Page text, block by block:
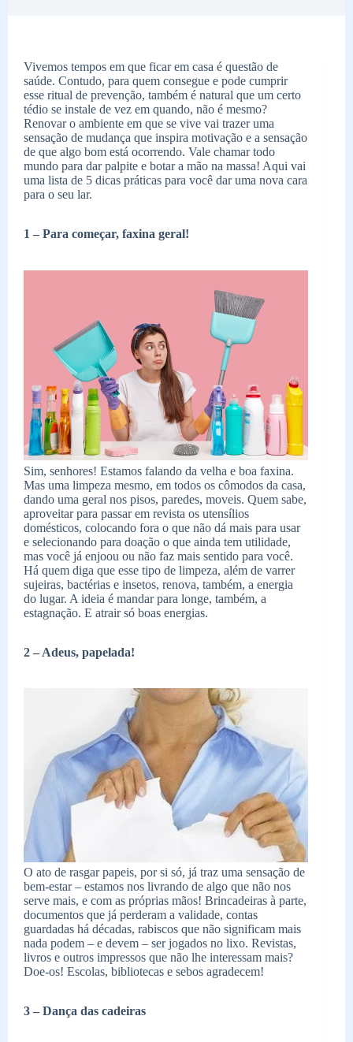
Vivemos tempos em que ficar em casa é questão de
saúde. Contudo, para quem consegue e pode cumprir
esse ritual de prevenção, também é natural que um certo
tédio se instale de vez em quando, não é mesmo?
Renovar o ambiente em que se vive vai trazer uma
sensação de mudança que inspira motivação e a sensação
de que algo bom está ocorrendo. Vale chamar todo
mundo para dar palpite e botar a mão na massa! Aqui vai
uma lista de 5 dicas práticas para você dar uma nova cara
para o seu lar.
1 – Para começar, faxina geral!
Sim, senhores! Estamos falando da velha e boa faxina.
Mas uma limpeza mesmo, em todos os cômodos da casa,
dando uma geral nos pisos, paredes, moveis. Quem sabe,
aproveitar para passar em revista os utensílios
domésticos, colocando fora o que não dá mais para usar
e selecionando para doação o que ainda tem utilidade,
mas você já enjoou ou não faz mais sentido para você.
Há quem diga que esse tipo de limpeza, além de varrer
sujeiras, bactérias e insetos, renova, também, a energia
do lugar. A ideia é mandar para longe, também, a
estagnação. E atrair só boas energias.
2 – Adeus, papelada!
O ato de rasgar papeis, por si só, já traz uma sensação de
bem-estar – estamos nos livrando de algo que não nos
serve mais, e com as próprias mãos! Brincadeiras à parte,
documentos que já perderam a validade, contas
guardadas há décadas, rabiscos que não significam mais
nada podem – e devem – ser jogados no lixo. Revistas,
livros e outros impressos que não lhe interessam mais?
Doe-os! Escolas, bibliotecas e sebos agradecem!
3 – Dança das cadeiras